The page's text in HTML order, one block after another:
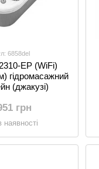
6858del
EP (WiFi)
гідромасажний
(джакузі)
грн